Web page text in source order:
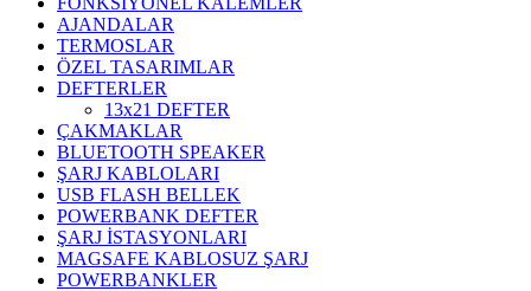
AJANDALAR
TERMOSLAR
ÖZEL TASARIMLAR
DEFTERLER
13x21 DEFTER
ÇAKMAKLAR
BLUETOOTH SPEAKER
ŞARJ KABLOLARI
USB FLASH BELLEK
POWERBANK DEFTER
ŞARJ İSTASYONLARI
MAGSAFE KABLOSUZ ŞARJ
POWERBANKLER